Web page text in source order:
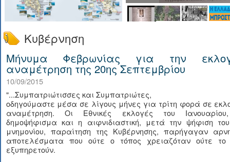
Κυβέρνηση
Μήνυμα Φεβρωνίας για την
αναμέτρηση της 20ης Σεπτεμβρίου
10/09/2015
"...Συμπατριώτισσες και Συμπατριώτες,
οδηγούμαστε μέσα σε λίγους μήνες για τρίτη φορά σε
αναμέτρηση. Οι Εθνικές εκλογές του
δημοψήφισμα και η αιφνιδιαστική, μετά την ψήφιση
μνημονίου, παραίτηση της Κυβέρνησης, παρήγαγαν
αποτελέσματα που ούτε ο τόπος χρειαζόταν ούτε
εξυπηρετούν.